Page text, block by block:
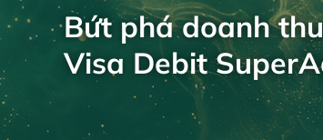
Bứt phá doanh
Visa Debit